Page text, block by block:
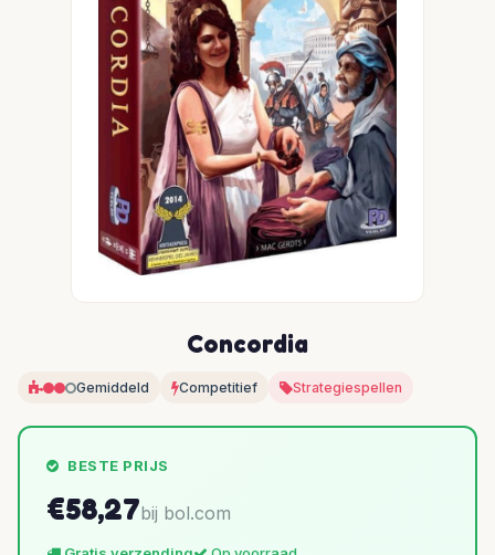
Concordia
Gemiddeld Competitief Strategiespellen
BESTE PRIJS
€58,27bij bol.com